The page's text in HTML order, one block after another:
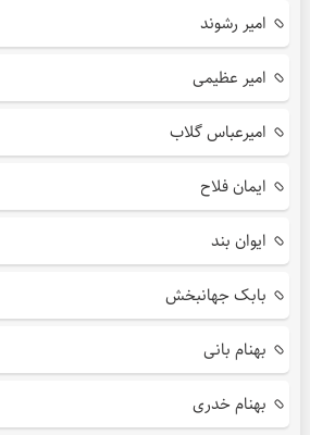
امیر رشوند
امیر عظیمی
امیرعباس گلاب
ایمان فلاح
ایوان بند
بابک جهانبخش
بهنام بانی
بهنام خدری